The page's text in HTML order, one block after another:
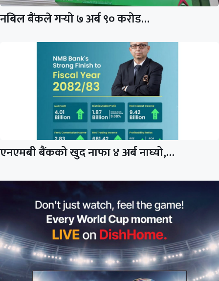
नबिल बैंकले गर्‍यो ७ अर्ब ९० करोड…
एनएमबी बैंकको खुद नाफा ४ अर्ब नाघ्यो,…